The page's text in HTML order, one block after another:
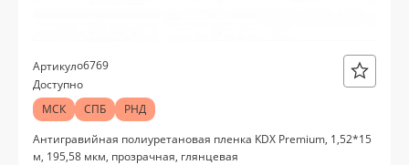
Артикуло6769
Доступно
МСК
СПБ
РНД
Антигравийная полиуретановая пленка KDX Premium, 1,52*15
м, 195,58 мкм, прозрачная, глянцевая